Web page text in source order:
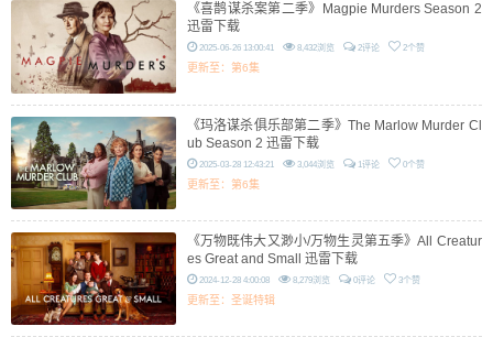
《喜鹊谋杀案第二季》Magpie Murders Season 2
迅雷下载
2025-06-26 13:00:41 8,432浏览 2评论 2个赞
更新至：第6集
《玛洛谋杀俱乐部第二季》The Marlow Murder Cl
ub Season 2 迅雷下载
2025-03-28 12:43:21 3,044浏览 1评论 0个赞
更新至：第6集
《万物既伟大又渺小/万物生灵第五季》All Creatur
es Great and Small 迅雷下载
2024-12-28 4:00:08 8,279浏览 0评论 3个赞
更新至：圣诞特辑